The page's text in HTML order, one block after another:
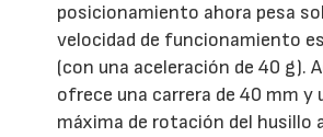
posicionamiento ahora pesa
velocidad de funcionamiento
(con una aceleración de 40 g).
ofrece una carrera de 40 mm y
máxima de rotación del husillo